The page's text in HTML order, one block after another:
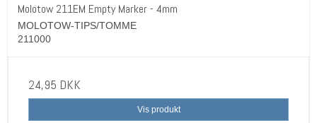
Molotow 211EM Empty Marker - 4mm
MOLOTOW-TIPS/TOMME
211000
24,95 DKK
Vis produkt